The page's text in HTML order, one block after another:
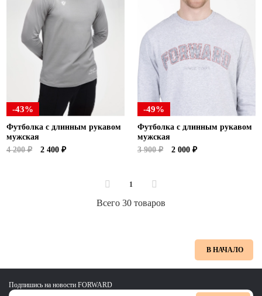
-43%
Футболка с длинным рукавом
мужская
4 200 ₽
2 400 ₽
-49%
Футболка с длинным рукавом
мужская
3 900 ₽
2 000 ₽
1
Всего 30 товаров
В НАЧАЛО
Подпишись на новости FORWARD